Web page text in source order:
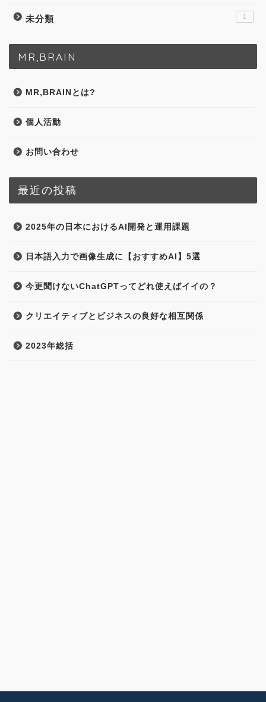
未分類 1
MR,BRAIN
MR,BRAINとは?
個人活動
お問い合わせ
最近の投稿
2025年の日本におけるAI開発と運用課題
日本語入力で画像生成に【おすすめAI】5選
今更聞けないChatGPTってどれ使えばイイの？
クリエイティブとビジネスの良好な相互関係
2023年総括